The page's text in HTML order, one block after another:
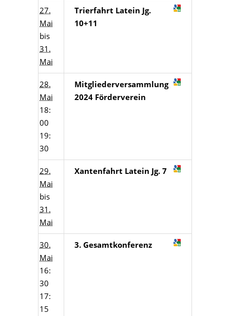
27.
Mai
bis
31.
Mai
Trierfahrt Latein Jg.
10+11
28.
Mai
18:
00
19:
30
Mitgliederversammlung
2024 Förderverein
29.
Mai
bis
31.
Mai
Xantenfahrt Latein Jg. 7
30.
Mai
16:
30
17:
15
3. Gesamtkonferenz